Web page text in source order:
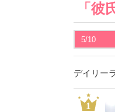
「
5/10
デイリー
1